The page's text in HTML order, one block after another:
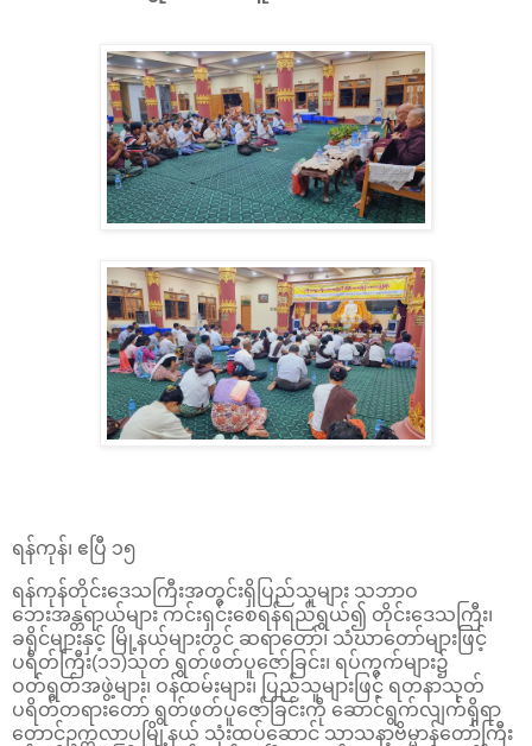
ရန်ကုန်၊ ဧပြီ ၁၅
ရန်ကုန်တိုင်းဒေသကြီးအတွင်းရှိပြည်သူများ သဘာဝ
ဘေးအန္တရာယ်များ ကင်းရှင်းစေရန်ရည်ရွယ်၍ တိုင်းဒေသကြီး၊
ခရိုင်များနှင့် မြို့နယ်များတွင် ဆရာတော်၊ သံဃာတော်များဖြင့်
ပရိတ်ကြီး(၁၁)သုတ် ရွတ်ဖတ်ပူဇော်ခြင်း၊ ရပ်ကွက်များ၌
ဝတ်ရွတ်အဖွဲ့များ၊ ဝန်ထမ်းများ၊ ပြည်သူများဖြင့် ရတနာသုတ်
ပရိတ်တရားတော် ရွတ်ဖတ်ပူဇော်ခြင်းကို ဆောင်ရွက်လျက်ရှိရာ
တောင်ဥက္ကလာပမြို့နယ် သုံးထပ်ဆောင် သာသနာ့ဗိမ္မာန်တော်ကြီး